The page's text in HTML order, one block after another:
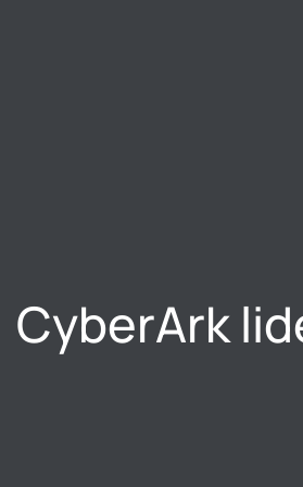
CyberArk